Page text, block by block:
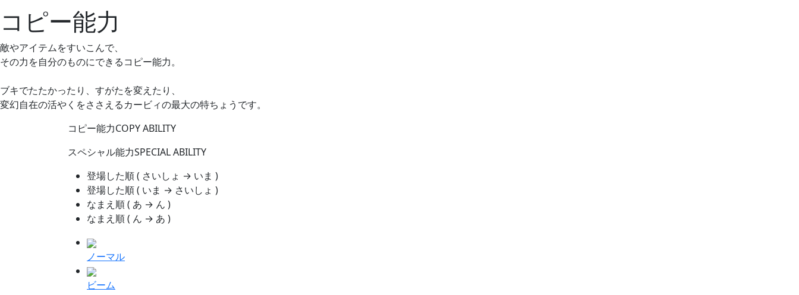
コピー能力
敵やアイテムをすいこんで、
その力を自分のものにできるコピー能力。
ブキでたたかったり、すがたを変えたり、
変幻自在の活やくをささえるカービィの最大の特ちょうです。
コピー能力COPY ABILITY
スペシャル能力SPECIAL ABILITY
登場した順( さいしょ → いま )
登場した順( いま → さいしょ )
なまえ順( あ → ん )
なまえ順( ん → あ )
ノーマル
ビーム